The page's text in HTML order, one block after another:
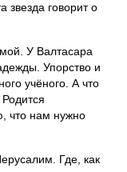
звезда говорит о
У Валтасара
Упорство и
учёного. А что
что нам нужно
Где, как